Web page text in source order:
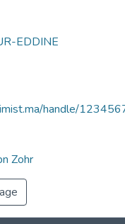
EDDINE
handle/
Zohr